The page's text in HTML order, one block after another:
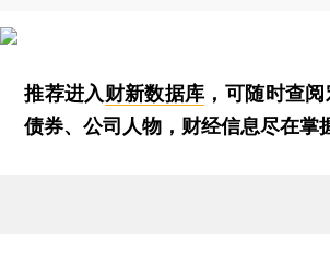
推荐进入财新数据库 ，可随时查
债券、公司人物，财经信息尽在掌